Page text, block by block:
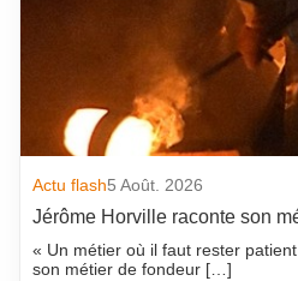
Actu flash5 Août. 2026
Jérôme Horville raconte son
« Un métier où il faut rester
son métier de fondeur […]